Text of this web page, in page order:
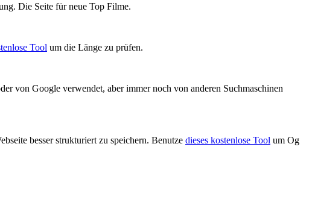
Die Seite für neue Top Filme.
Tool um die Länge zu prüfen.
von Google verwendet, aber immer noch von anderen Suchmaschinen
besser strukturiert zu speichern. Benutze dieses kostenlose Tool um Og